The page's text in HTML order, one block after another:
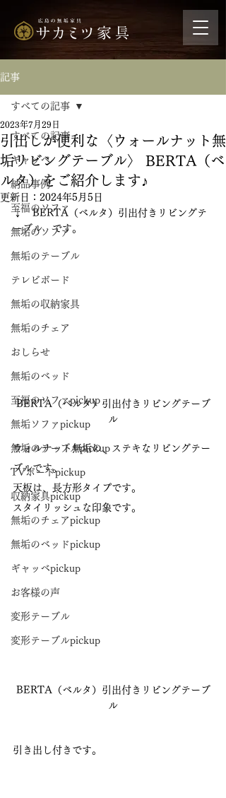
記事
すべての記事
ギャッベ
納品事例
至福のソファ
無垢のソファ
無垢のテーブル
テレビボード
無垢の収納家具
無垢のチェア
おしらせ
無垢のベッド
至福のソファpickup
無垢ソファpickup
無垢のテーブルpickup
TVボードpickup
収納家具pickup
無垢のチェアpickup
無垢のベッドpickup
ギャッベpickup
お客様の声
変形テーブル
変形テーブルpickup
すべての記事
引出しが便利な〈ウォールナット無
垢リビングテーブル〉 BERTA（ベ
ルタ）をご紹介します♪
2023年7月29日
更新日： 2024年5月5日
↓　BERTA（ベルタ）引出付きリビングテ
ーブル　です。
BERTA（ベルタ）引出付きリビングテーブ
ル
ウォルナット無垢の、ステキなリビングテー
ブルです。
天板は、長方形タイプです。
スタイリッシュな印象です。
BERTA（ベルタ）引出付きリビングテーブ
ル
引き出し付きです。